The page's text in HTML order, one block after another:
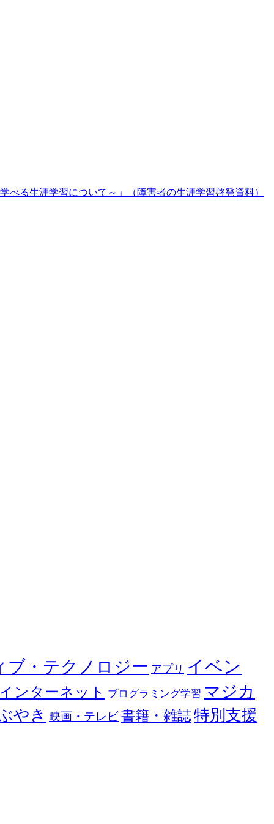
る生涯学習について～」（障害者の生涯学習啓発資料）
ブ・テクノロジー アプリ イベン
ンターネット プログラミング学習 マジカ
やき 映画・テレビ書籍・雑誌特別支援